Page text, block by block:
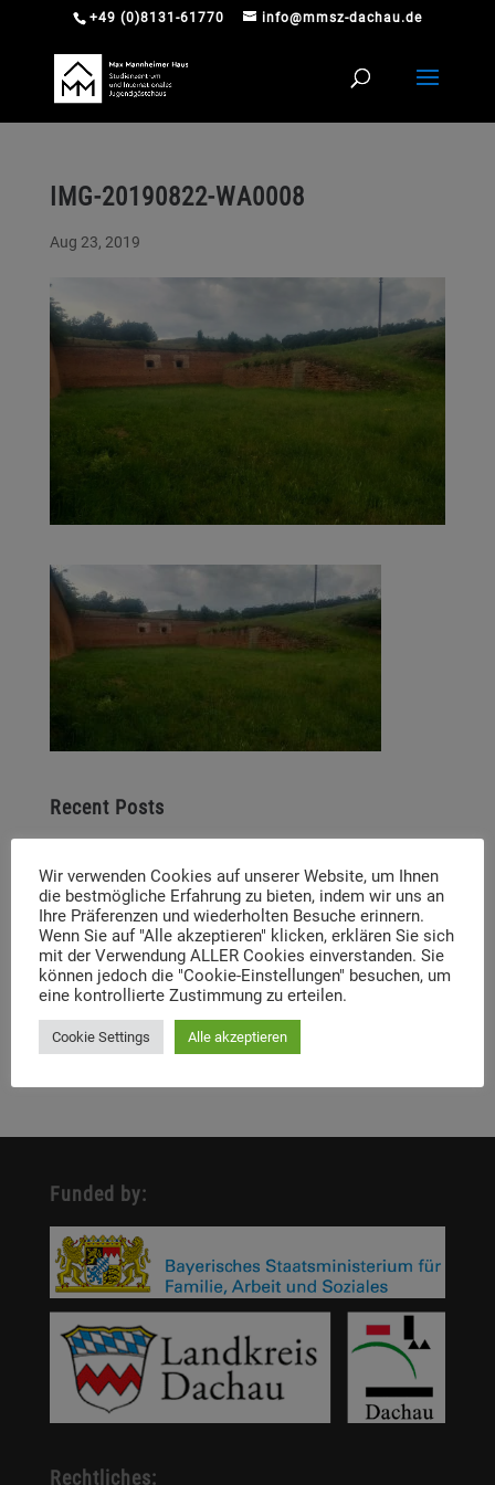
+49 (0)8131-61770 info@mmsz-dachau.de
IMG-20190822-WA0008
Aug 23, 2019
Recent Posts
POV Dachau – Short videos, lasting memories
Job advertisements
Invitation to the presentation of the digital visual
novel on 6 February 2025
Workshop for multipliers “Remembering with games”
Funded by:
Rechtliches:
Wir verwenden Cookies auf unserer Website, um Ihnen
die bestmögliche Erfahrung zu bieten, indem wir uns an
Ihre Präferenzen und wiederholten Besuche erinnern.
Wenn Sie auf "Alle akzeptieren" klicken, erklären Sie sich
mit der Verwendung ALLER Cookies einverstanden. Sie
können jedoch die "Cookie-Einstellungen" besuchen, um
eine kontrollierte Zustimmung zu erteilen.
Cookie Settings Alle akzeptieren